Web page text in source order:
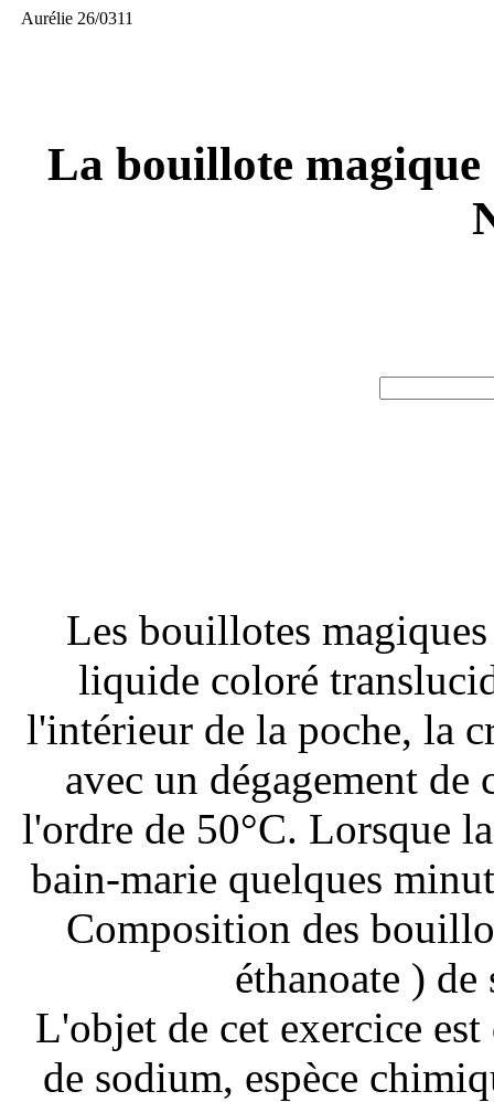
Aurélie 26/0311
La bouillote
Les bouillotes
liquide coloré
l'intérieur de la poche, la
avec un dégagement
l'ordre de 50°C. Lorsque
bain-marie quelques
Composition des
éthanoate )
L'objet de cet exercice
de sodium, espèce